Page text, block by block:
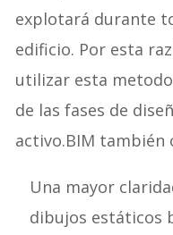
explotará durante
edificio. Por esta
utilizar esta
de las fases de
activo.BIM también
Una mayor
dibujos estáticos